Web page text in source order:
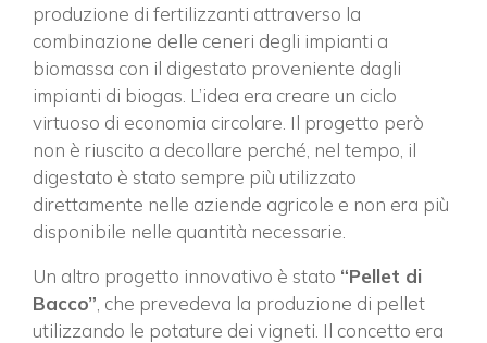
produzione di fertilizzanti attraverso la
combinazione delle ceneri degli impianti a
biomassa con il digestato proveniente dagli
impianti di biogas. L’idea era creare un ciclo
virtuoso di economia circolare. Il progetto però
non è riuscito a decollare perché, nel tempo, il
digestato è stato sempre più utilizzato
direttamente nelle aziende agricole e non era più
disponibile nelle quantità necessarie.
Un altro progetto innovativo è stato “Pellet di
Bacco” , che prevedeva la produzione di pellet
utilizzando le potature dei vigneti. Il concetto era